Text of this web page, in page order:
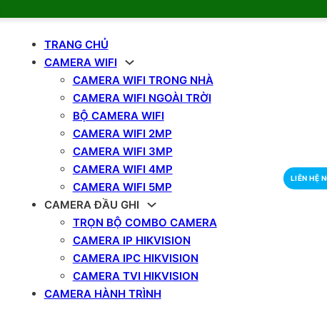
TRANG CHỦ
CAMERA WIFI
CAMERA WIFI TRONG NHÀ
CAMERA WIFI NGOÀI TRỜI
BỘ CAMERA WIFI
CAMERA WIFI 2MP
CAMERA WIFI 3MP
CAMERA WIFI 4MP
CAMERA WIFI 5MP
CAMERA ĐẦU GHI
TRỌN BỘ COMBO CAMERA
CAMERA IP HIKVISION
CAMERA IPC HIKVISION
CAMERA TVI HIKVISION
CAMERA HÀNH TRÌNH
LIÊN HỆ